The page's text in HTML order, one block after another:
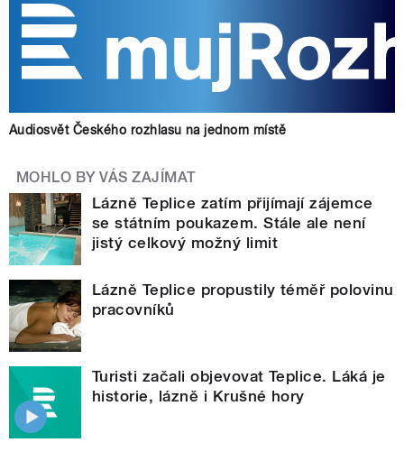
Audiosvět Českého rozhlasu na jednom místě
MOHLO BY VÁS ZAJÍMAT
Lázně Teplice zatím přijímají zájemce
se státním poukazem. Stále ale není
jistý celkový možný limit
Lázně Teplice propustily téměř polovinu
pracovníků
Turisti začali objevovat Teplice. Láká je
historie, lázně i Krušné hory